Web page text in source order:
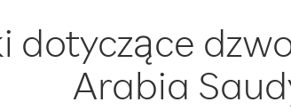
dotyczące
Arabia